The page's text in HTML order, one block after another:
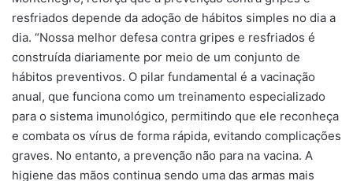
resfriados depende da adoção de hábitos simples no dia a
dia. “Nossa melhor defesa contra gripes e resfriados é
construída diariamente por meio de um conjunto de
hábitos preventivos. O pilar fundamental é a vacinação
anual, que funciona como um treinamento especializado
para o sistema imunológico, permitindo que ele reconheça
e combata os vírus de forma rápida, evitando complicações
graves. No entanto, a prevenção não para na vacina. A
higiene das mãos continua sendo uma das armas mais